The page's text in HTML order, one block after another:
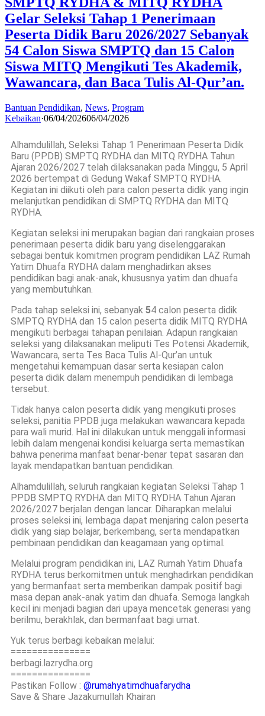
Gelar Seleksi Tahap 1 Penerimaan
Peserta Didik Baru 2026/2027 Sebanyak
54 Calon Siswa SMPTQ dan 15 Calon
Siswa MITQ Mengikuti Tes Akademik,
Wawancara, dan Baca Tulis Al-Qur’an.
Bantuan Pendidikan, News, Program
Kebaikan·06/04/202606/04/2026
Alhamdulillah, Seleksi Tahap 1 Penerimaan Peserta Didik
Baru (PPDB) SMPTQ RYDHA dan MITQ RYDHA Tahun
Ajaran 2026/2027 telah dilaksanakan pada Minggu, 5 April
2026 bertempat di Gedung Wakaf SMPTQ RYDHA.
Kegiatan ini diikuti oleh para calon peserta didik yang ingin
melanjutkan pendidikan di SMPTQ RYDHA dan MITQ
RYDHA.
Kegiatan seleksi ini merupakan bagian dari rangkaian proses
penerimaan peserta didik baru yang diselenggarakan
sebagai bentuk komitmen program pendidikan LAZ Rumah
Yatim Dhuafa RYDHA dalam menghadirkan akses
pendidikan bagi anak-anak, khususnya yatim dan dhuafa
yang membutuhkan.
Pada tahap seleksi ini, sebanyak 54 calon peserta didik
SMPTQ RYDHA dan 15 calon peserta didik MITQ RYDHA
mengikuti berbagai tahapan penilaian. Adapun rangkaian
seleksi yang dilaksanakan meliputi Tes Potensi Akademik,
Wawancara, serta Tes Baca Tulis Al-Qur’an untuk
mengetahui kemampuan dasar serta kesiapan calon
peserta didik dalam menempuh pendidikan di lembaga
tersebut.
Tidak hanya calon peserta didik yang mengikuti proses
seleksi, panitia PPDB juga melakukan wawancara kepada
para wali murid. Hal ini dilakukan untuk menggali informasi
lebih dalam mengenai kondisi keluarga serta memastikan
bahwa penerima manfaat benar-benar tepat sasaran dan
layak mendapatkan bantuan pendidikan.
Alhamdulillah, seluruh rangkaian kegiatan Seleksi Tahap 1
PPDB SMPTQ RYDHA dan MITQ RYDHA Tahun Ajaran
2026/2027 berjalan dengan lancar. Diharapkan melalui
proses seleksi ini, lembaga dapat menjaring calon peserta
didik yang siap belajar, berkembang, serta mendapatkan
pembinaan pendidikan dan keagamaan yang optimal.
Melalui program pendidikan ini, LAZ Rumah Yatim Dhuafa
RYDHA terus berkomitmen untuk menghadirkan pendidikan
yang bermanfaat serta memberikan dampak positif bagi
masa depan anak-anak yatim dan dhuafa. Semoga langkah
kecil ini menjadi bagian dari upaya mencetak generasi yang
berilmu, berakhlak, dan bermanfaat bagi umat.
Yuk terus berbagi kebaikan melalui:
===============
berbagi.lazrydha.org
===============
Pastikan Follow : @rumahyatimdhuafarydha
Save & Share Jazakumullah Khairan